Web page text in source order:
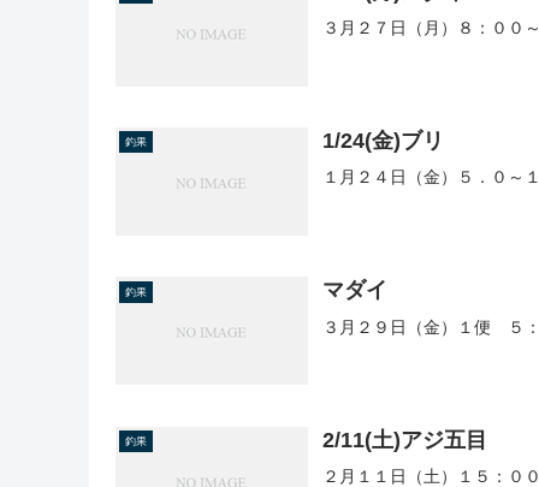
３月２７日（月）８：００
釣果 1/24(金)ブリ
１月２４日（金）５．０～
釣果 マダイ
３月２９日（金）１便 ５
釣果 2/11(土)アジ五目
２月１１日（土）１５：０